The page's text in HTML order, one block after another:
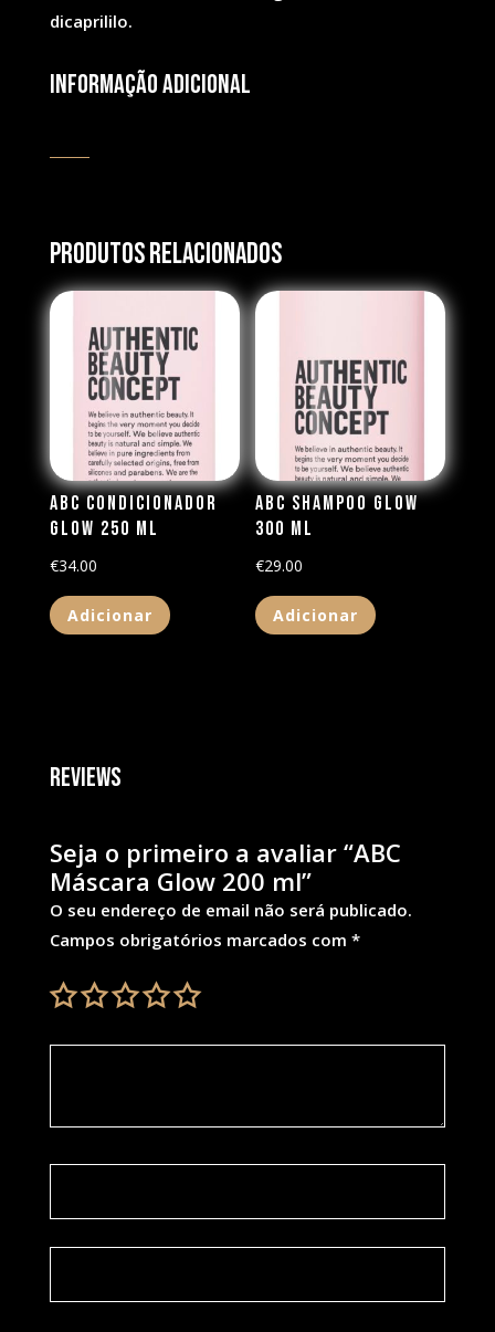
dicaprililo.
Informação adicional
Produtos Relacionados
ABC Condicionador
Glow 250 ml
€34.00
Adicionar
ABC Shampoo Glow
300 ml
€29.00
Adicionar
Reviews
Seja o primeiro a avaliar “ABC
Máscara Glow 200 ml”
O seu endereço de email não será publicado.
Campos obrigatórios marcados com *